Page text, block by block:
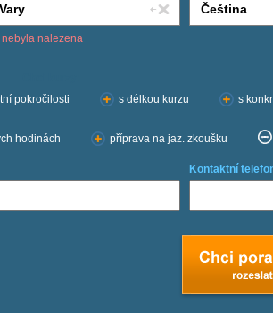
nalezena
pokročilosti
s délkou kurzu s
hodinách příprava na jaz. zkoušku
Kontaktní